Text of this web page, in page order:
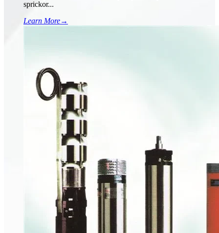
sprickor...
Learn More→